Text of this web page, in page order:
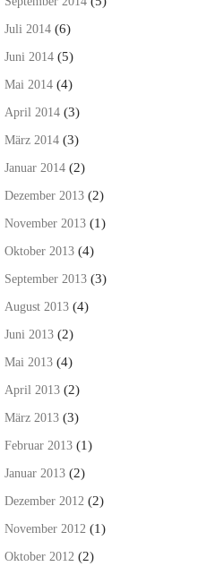
Juli 2014 (6)
Juni 2014 (5)
Mai 2014 (4)
April 2014 (3)
März 2014 (3)
Januar 2014 (2)
Dezember 2013 (2)
November 2013 (1)
Oktober 2013 (4)
September 2013 (3)
August 2013 (4)
Juni 2013 (2)
Mai 2013 (4)
April 2013 (2)
März 2013 (3)
Februar 2013 (1)
Januar 2013 (2)
Dezember 2012 (2)
November 2012 (1)
Oktober 2012 (2)